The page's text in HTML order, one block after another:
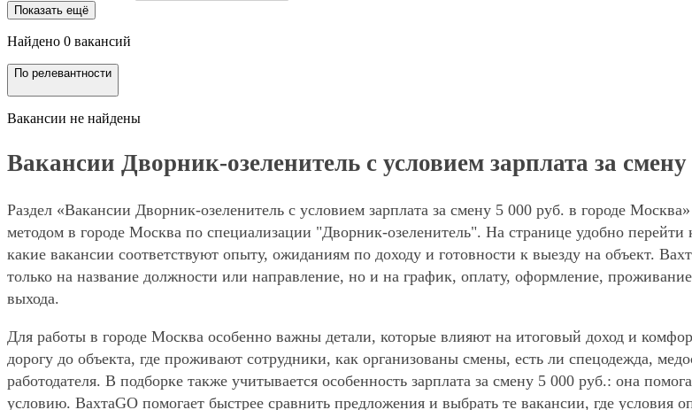
Показать ещё
Найдено 0 вакансий
По релевантности
Вакансии не найдены
Вакансии Дворник-озеленитель с условием зарплата за
Раздел «Вакансии Дворник-озеленитель с условием зарплата за смену 5 000 руб. в городе
методом в городе Москва по специализации "Дворник-озеленитель". На странице удобно
какие вакансии соответствуют опыту, ожиданиям по доходу и готовности к выезду на объект.
только на название должности или направление, но и на график, оплату, оформление,
выхода.
Для работы в городе Москва особенно важны детали, которые влияют на итоговый доход и
дорогу до объекта, где проживают сотрудники, как организованы смены, есть ли спецодежда,
работодателя. В подборке также учитывается особенность зарплата за смену 5 000 руб.: она
условию. ВахтаGO помогает быстрее сравнить предложения и выбрать те вакансии, где условия